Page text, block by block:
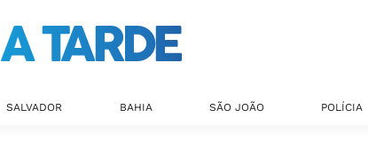
SALVADOR BAHIA SÃO JOÃO POLÍCIA